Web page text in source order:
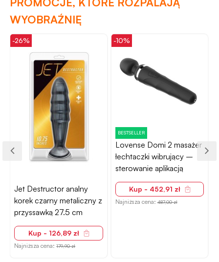
WYOBRAŹNIĘ
-26%
Jet Destructor analny
korek czarny metaliczny z
przyssawką 27.5 cm
Kup - 126,89 zł
Najniższa cena:179,90 zł
-10%
BESTSELLER
Lovense Domi 2 masażer
łechtaczki wibrujący –
sterowanie aplikacją
Kup - 452,91 zł
Najniższa cena:487,00 zł